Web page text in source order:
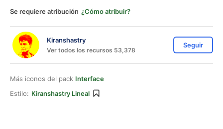
Se requiere atribución ¿Cómo atribuir?
Kiranshastry
Ver todos los recursos 53,378
Seguir
Más iconos del pack Interface
Estilo: Kiranshastry Lineal